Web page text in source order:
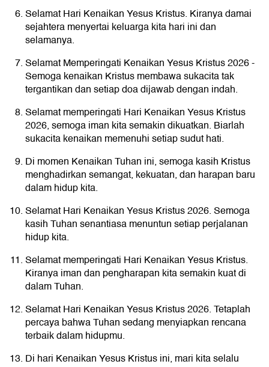
Selamat Hari Kenaikan Yesus Kristus. Kiranya damai
sejahtera menyertai keluarga kita hari ini dan
selamanya.
Selamat Memperingati Kenaikan Yesus Kristus 2026 -
Semoga kenaikan Kristus membawa sukacita tak
tergantikan dan setiap doa dijawab dengan indah.
Selamat memperingati Hari Kenaikan Yesus Kristus
2026, semoga iman kita semakin dikuatkan. Biarlah
sukacita kenaikan memenuhi setiap sudut hati.
Di momen Kenaikan Tuhan ini, semoga kasih Kristus
menghadirkan semangat, kekuatan, dan harapan baru
dalam hidup kita.
Selamat Hari Kenaikan Yesus Kristus 2026. Semoga
kasih Tuhan senantiasa menuntun setiap perjalanan
hidup kita.
Selamat memperingati Hari Kenaikan Yesus Kristus.
Kiranya iman dan pengharapan kita semakin kuat di
dalam Tuhan.
Selamat Hari Kenaikan Yesus Kristus 2026. Tetaplah
percaya bahwa Tuhan sedang menyiapkan rencana
terbaik dalam hidupmu.
Di hari Kenaikan Yesus Kristus ini, mari kita selalu